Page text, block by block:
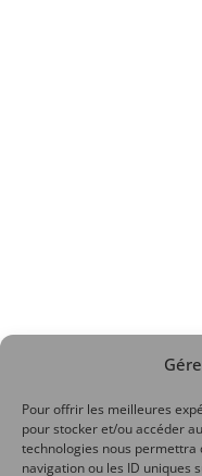
Pour offrir les meilleures
pour stocker et/ou accéder
technologies nous
navigation ou les ID uniques